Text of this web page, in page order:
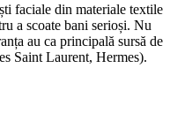
faciale din materiale textile
a scoate bani serioși. Nu
au ca principală sursă de
Saint Laurent, Hermes).